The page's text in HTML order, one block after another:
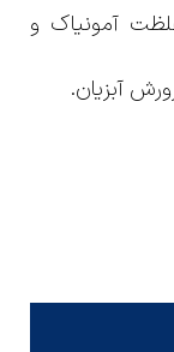
آمونیاک و
آبزیان.